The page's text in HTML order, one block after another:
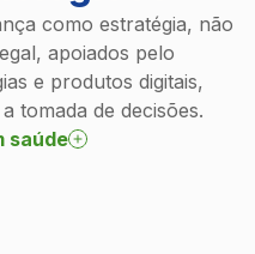
como estratégia, não
apoiados pelo
e produtos digitais,
tomada de decisões.
saúde